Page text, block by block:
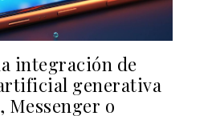
integración de
generativa
Messenger o